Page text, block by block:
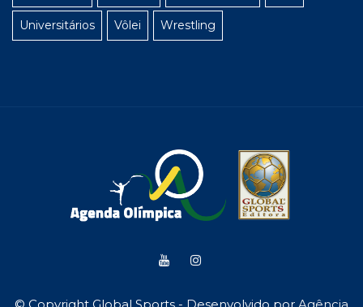
Universitários Vôlei Wrestling
© Copyright Global Sports - Desenvolvido por Agência